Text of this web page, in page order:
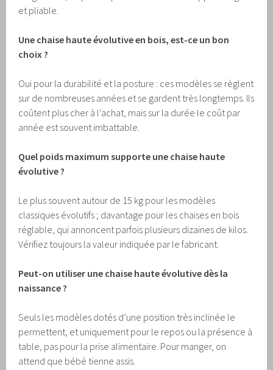
et pliable.
Une chaise haute évolutive en bois, est-ce un bon
choix ?
Oui pour la durabilité et la posture : ces modèles se règlent
sur de nombreuses années et se gardent très longtemps. Ils
coûtent plus cher à l’achat, mais sur la durée le coût par
année est souvent imbattable.
Quel poids maximum supporte une chaise haute
évolutive ?
Le plus souvent autour de 15 kg pour les modèles
classiques évolutifs ; davantage pour les chaises en bois
réglable, qui annoncent parfois plusieurs dizaines de kilos.
Vérifiez toujours la valeur indiquée par le fabricant.
Peut-on utiliser une chaise haute évolutive dès la
naissance ?
Seuls les modèles dotés d’une position très inclinée le
permettent, et uniquement pour le repos ou la présence à
table, pas pour la prise alimentaire. Pour manger, on
attend que bébé tienne assis.